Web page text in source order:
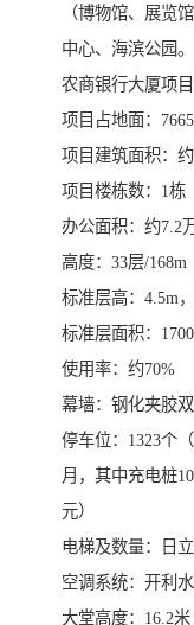
（博物馆、展览
中心、海滨公园。
农商银行大厦项目
项目占地面：
项目建筑面积：
项目楼栋数：1栋
办公面积：约7.2
高度：33层/168m
标准层高：4.5m
标准层面积：
使用率：约70%
幕墙：钢化夹胶
停车位：1323个
月，其中充电桩
元）
电梯及数量：日
空调系统：开利
大堂高度：16.2米